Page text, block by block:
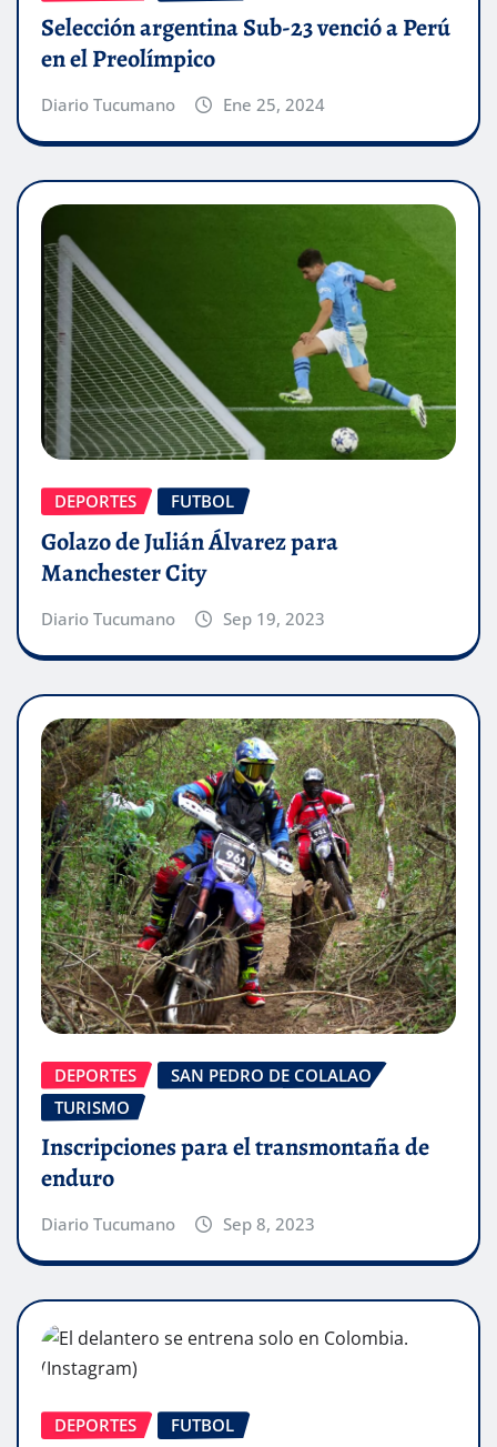
Selección argentina Sub-23 venció a Perú
en el Preolímpico
Diario Tucumano Ene 25, 2024
DEPORTES FUTBOL
Golazo de Julián Álvarez para
Manchester City
Diario Tucumano Sep 19, 2023
DEPORTES
SAN PEDRO DE COLALAO
TURISMO
Inscripciones para el transmontaña de
enduro
Diario Tucumano Sep 8, 2023
DEPORTES FUTBOL